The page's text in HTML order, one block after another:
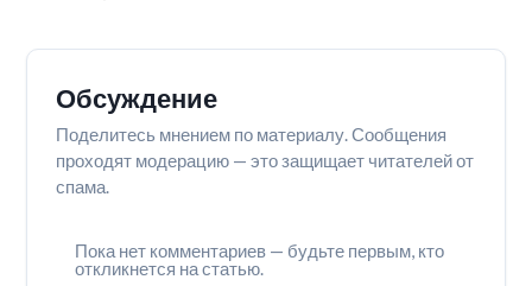
Обсуждение
Поделитесь мнением по материалу. Сообщения
проходят модерацию — это защищает читателей от
спама.
Пока нет комментариев — будьте первым, кто
откликнется на статью.